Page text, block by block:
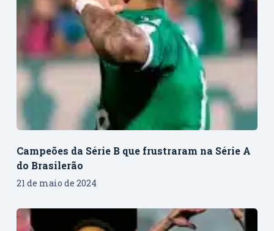
Campeões da Série B que frustraram na Série A
do Brasilerão
21 de maio de 2024